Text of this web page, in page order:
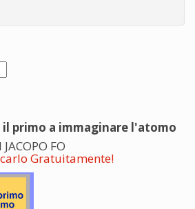
primo a immaginare l'atomo
FO
Gratuitamente!